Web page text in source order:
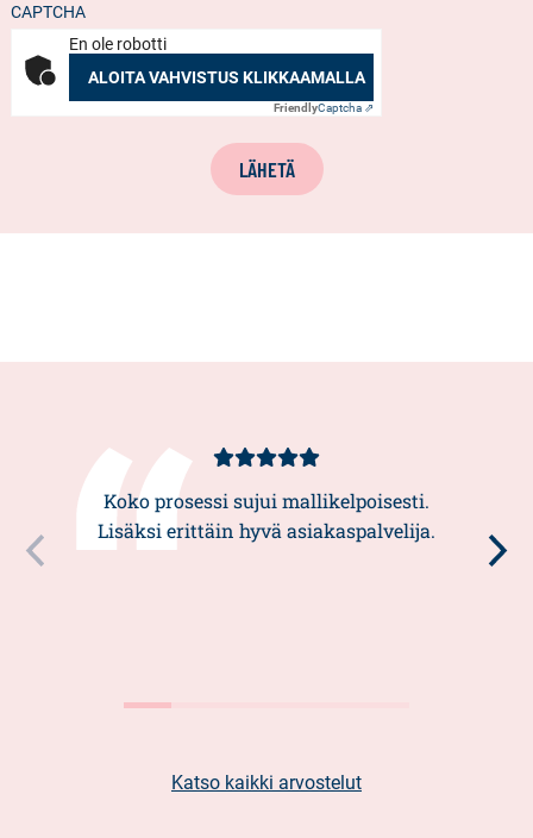
CAPTCHA
En ole robotti
ALOITA VAHVISTUS KLIKKAAMALLA
FriendlyCaptcha ⇗
LÄHETÄ
Asiakasarvio
5/5
Koko prosessi sujui mallikelpoisesti.
Lisäksi erittäin hyvä asiakaspalvelija.
Katso kaikki arvostelut